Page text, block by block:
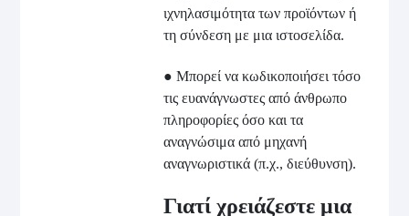
ιχνηλασιμότητα των προϊόντων ή
τη σύνδεση με μια ιστοσελίδα.
● Μπορεί να κωδικοποιήσει τόσο
τις ευανάγνωστες από άνθρωπο
πληροφορίες όσο και τα
αναγνώσιμα από μηχανή
αναγνωριστικά (π.χ., διεύθυνση).
Γιατί χρειάζεστε μια